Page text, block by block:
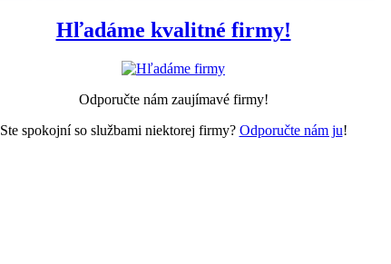
Hľadáme kvalitné firmy!
Odporučte nám zaujímavé firmy!
Ste spokojní so službami niektorej firmy? Odporučte nám ju!